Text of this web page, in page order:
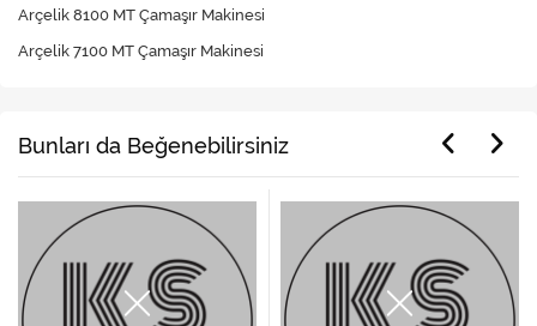
Arçelik 8100 MT Çamaşır Makinesi
Arçelik 7100 MT Çamaşır Makinesi
Bunları da Beğenebilirsiniz